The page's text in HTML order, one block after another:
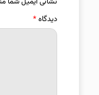
دیدگاه*